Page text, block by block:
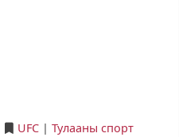
UFC| Тулааны спорт